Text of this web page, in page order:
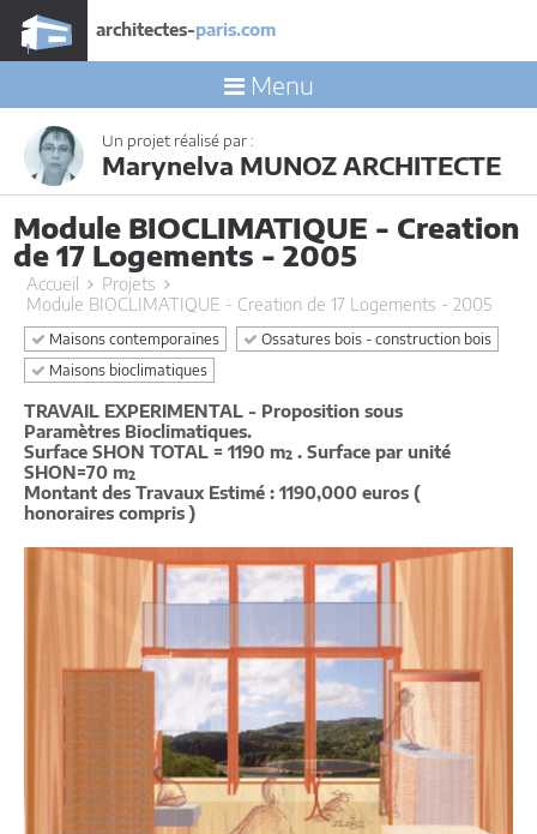
architectes-paris.com
Menu
Un projet réalisé par :
Marynelva MUNOZ ARCHITECTE
Module BIOCLIMATIQUE - Creation
de 17 Logements - 2005
Accueil
Projets
Module BIOCLIMATIQUE - Creation de 17 Logements - 2005
Maisons contemporaines
Ossatures bois - construction bois
Maisons bioclimatiques
TRAVAIL EXPERIMENTAL - Proposition sous
Paramètres Bioclimatiques.
Surface SHON TOTAL = 1190 m² . Surface par unité
SHON=70 m²
Montant des Travaux Estimé : 1190,000 euros (
honoraires compris )